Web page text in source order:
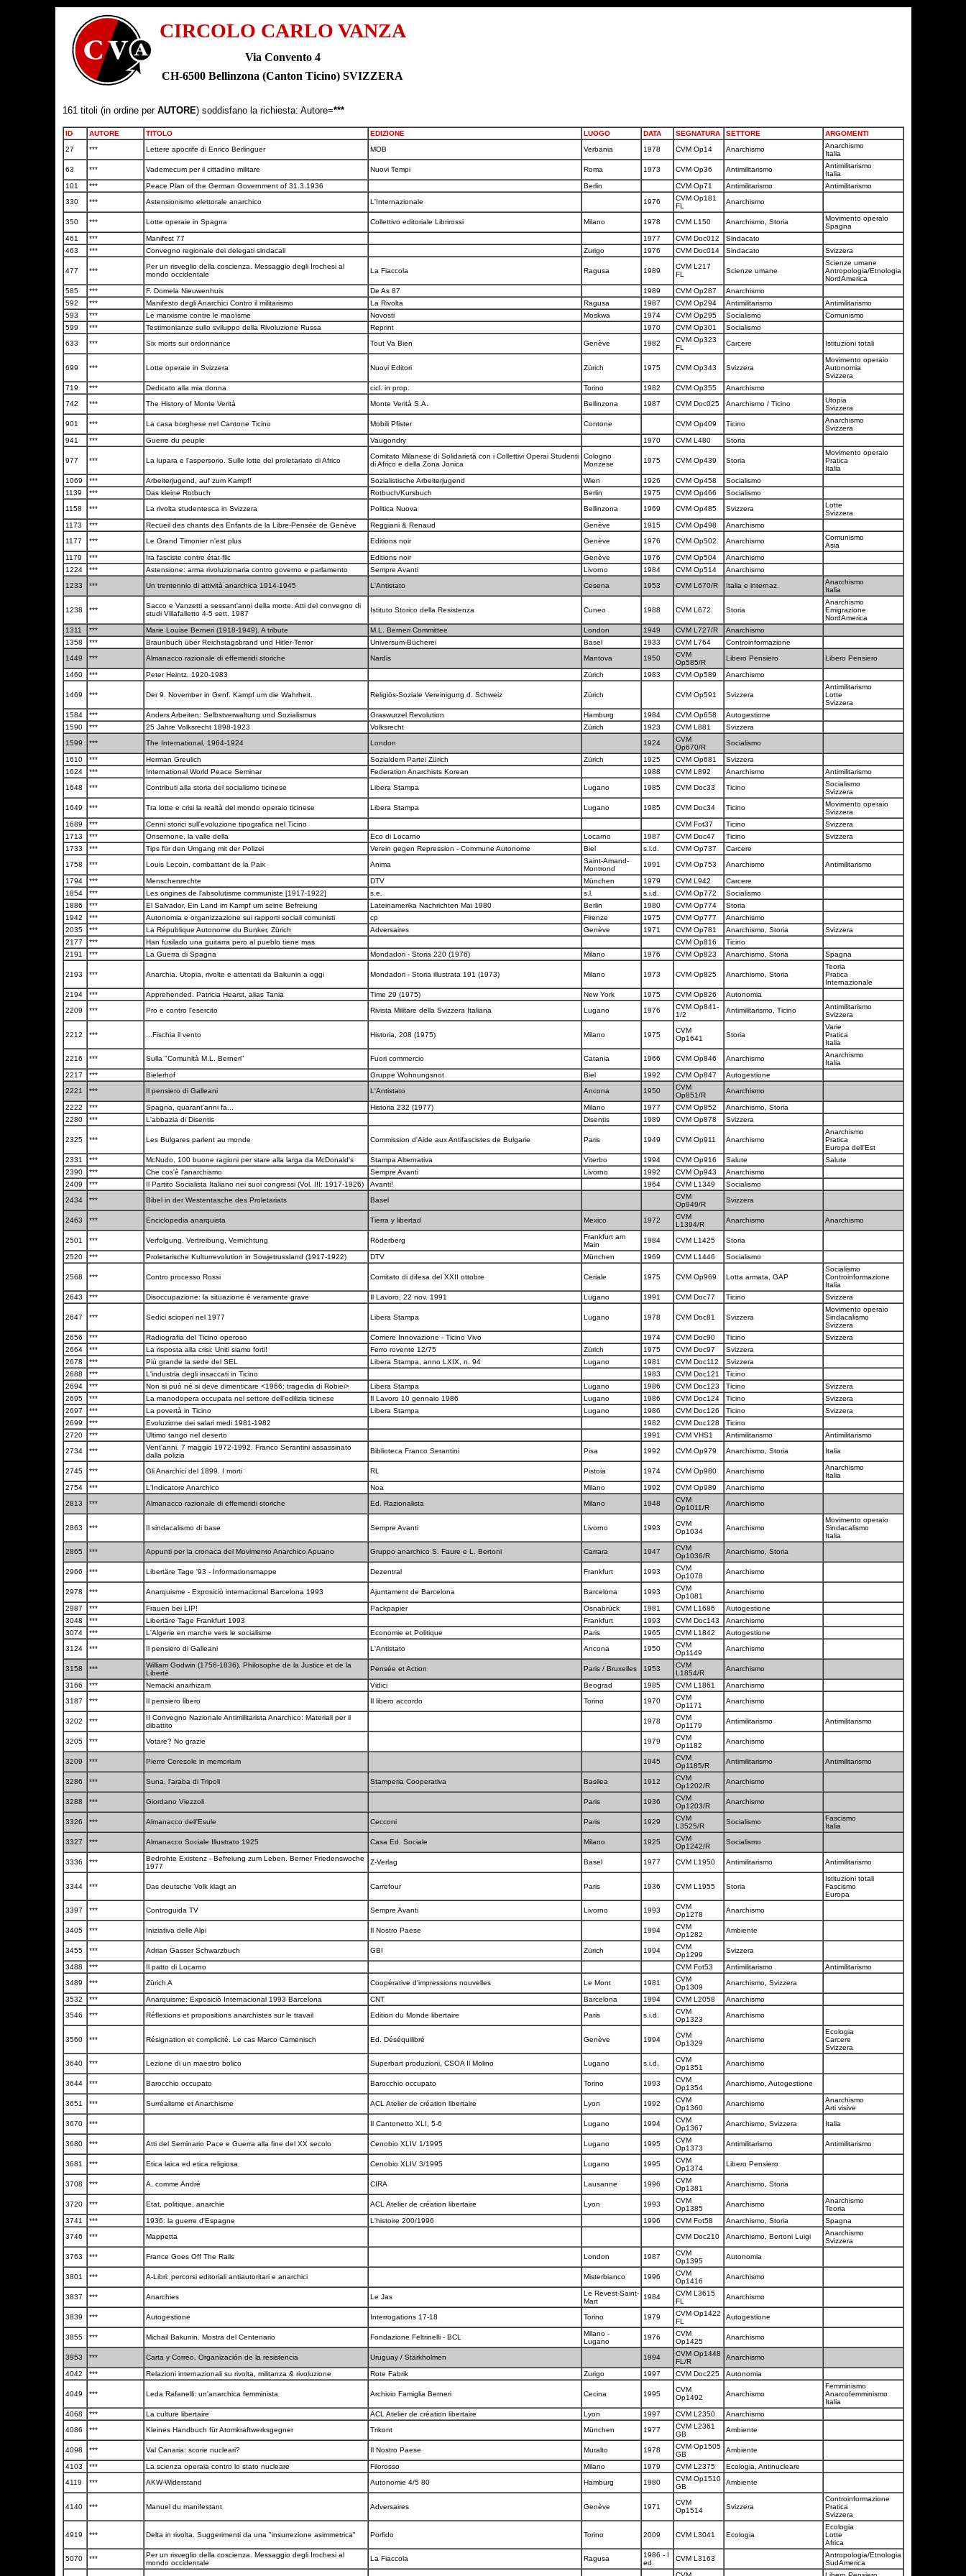
CIRCOLO CARLO VANZA
Via Convento 4
CH-6500 Bellinzona (Canton Ticino) SVIZZERA
161 titoli (in ordine per AUTORE) soddisfano la richiesta: Autore=***
ID AUTORE TITOLO EDIZIONE LUOGO DATA SEGNATURA SETTORE
ARGOMENTI
27
*** Lettere apocrife di Enrico Berlinguer MOB Verbania 1978 CVM Op14 Anarchismo
Anarchismo
Italia
63
*** Vademecum per il cittadino militare Nuovi Tempi Roma 1973 CVM Op36 Antimilitarismo
Antimilitarismo
Italia
101
*** Peace Plan of the German Government of 31.3.1936 Berlin CVM Op71 Antimilitarismo
Antimilitarismo
330
*** Astensionismo elettorale anarchico L'Internazionale 1976
CVM Op181
FL
Anarchismo
350 *** Lotte operaie in Spagna Collettivo editoriale Librirossi Milano 1978 CVM L150 Anarchismo, Storia
Movimento operaio
Spagna
461
*** Manifest 77 1977 CVM Doc012
Sindacato
463
*** Convegno regionale dei delegati sindacali Zurigo 1976 CVM Doc014 Sindacato Svizzera
477 ***
Per un risveglio della coscienza. Messaggio degli Irochesi al
mondo occidentale
La Fiaccola Ragusa 1989
CVM L217
FL
Scienze umane
Scienze umane
Antropologia/Etnologia
NordAmerica
585
*** F. Domela Nieuwenhuis De As 87 1989 CVM Op287
Anarchismo
592
*** Manifesto degli Anarchici Contro il militarismo La Rivolta Ragusa 1987 CVM Op294 Antimilitarismo
Antimilitarismo
593
*** Le marxisme contre le maoïsme Novosti Moskwa 1974 CVM Op295 Socialismo
Comunismo
599
*** Testimonianze sullo sviluppo della Rivoluzione Russa Reprint 1970 CVM Op301
Socialismo
633
*** Six morts sur ordonnance Tout Va Bien Genève 1982
CVM Op323
FL
Carcere Istituzioni totali
699 *** Lotte operaie in Svizzera Nuovi Editori Zürich 1975 CVM Op343 Svizzera
Movimento operaio
Autonomia
Svizzera
719
*** Dedicato alla mia donna cicl. in prop. Torino 1982 CVM Op355
Anarchismo
742
*** The History of Monte Verità Monte Verità S.A. Bellinzona 1987 CVM Doc025 Anarchismo / Ticino
Utopia
Svizzera
901
*** La casa borghese nel Cantone Ticino Mobili Pfister Contone CVM Op409 Ticino
Anarchismo
Svizzera
941
*** Guerre du peuple Vaugondry 1970 CVM L480 Storia
977 *** La lupara e l'aspersorio. Sulle lotte del proletariato di Africo
Comitato Milanese di Solidarietà con i Collettivi Operai Studenti
di Africo e della Zona Jonica
Cologno
Monzese
1975 CVM Op439 Storia
Movimento operaio
Pratica
Italia
1069
*** Arbeiterjugend, auf zum Kampf! Sozialistische Arbeiterjugend Wien 1926 CVM Op458
Socialismo
1139
*** Das kleine Rotbuch Rotbuch/Kursbuch Berlin 1975 CVM Op466
Socialismo
1158
*** La rivolta studentesca in Svizzera Politica Nuova Bellinzona 1969 CVM Op485 Svizzera
Lotte
Svizzera
1173
*** Recueil des chants des Enfants de la Libre-Pensée de Genève Reggiani & Renaud Genève 1915 CVM Op498
Anarchismo
1177
*** Le Grand Timonier n'est plus Editions noir Genève 1976 CVM Op502 Anarchismo
Comunismo
Asia
1179
*** Ira fasciste contre état-flic Editions noir Genève 1976 CVM Op504
Anarchismo
1224
*** Astensione: arma rivoluzionaria contro governo e parlamento Sempre Avanti Livorno 1984 CVM Op514
Anarchismo
1233
*** Un trentennio di attività anarchica 1914-1945 L'Antistato Cesena 1953 CVM L670/R Italia e internaz.
Anarchismo
Italia
1238 ***
Sacco e Vanzetti a sessant'anni della morte. Atti del convegno di
studi Villafalletto 4-5 sett. 1987
Istituto Storico della Resistenza Cuneo 1988 CVM L672 Storia
Anarchismo
Emigrazione
NordAmerica
1311
*** Marie Louise Berneri (1918-1949). A tribute M.L. Berneri Committee London 1949 CVM L727/R
Anarchismo
1358
*** Braunbuch über Reichstagsbrand und Hitler-Terror Universum-Bücherei Basel 1933 CVM L764
Controinformazione
1449
*** Almanacco razionale di effemeridi storiche Nardis Mantova 1950
CVM
Op585/R
Libero Pensiero Libero Pensiero
1460 *** Peter Heintz. 1920-1983 Zürich 1983 CVM Op589 Anarchismo
1469 *** Der 9. November in Genf. Kampf um die Wahrheit. Religiös-Soziale Vereinigung d. Schweiz Zürich CVM Op591 Svizzera
Antimilitarismo
Lotte
Svizzera
1584
*** Anders Arbeiten: Selbstverwaltung und Sozialismus Graswurzel Revolution Hamburg 1984 CVM Op658
Autogestione
1590
*** 25 Jahre Volksrecht 1898-1923 Volksrecht Zürich 1923 CVM L881
Svizzera
1599
*** The International, 1964-1924 London 1924
CVM
Op670/R
Socialismo
1610 *** Herman Greulich Sozialdem Partei Zürich Zürich 1925 CVM Op681
Svizzera
1624
*** International World Peace Seminar Federation Anarchists Korean 1988 CVM L892 Anarchismo
Antimilitarismo
1648
*** Contributi alla storia del socialismo ticinese Libera Stampa Lugano 1985 CVM Doc33 Ticino
Socialismo
Svizzera
1649
*** Tra lotte e crisi la realtà del mondo operaio ticinese Libera Stampa Lugano 1985 CVM Doc34 Ticino
Movimento operaio
Svizzera
1689
*** Cenni storici sull'evoluzione tipografica nel Ticino CVM Fot37 Ticino
Svizzera
1713
*** Onsernone, la valle della Eco di Locarno Locarno 1987 CVM Doc47 Ticino
Svizzera
1733
*** Tips für den Umgang mit der Polizei Verein gegen Repression - Commune Autonome Biel s.i.d. CVM Op737
Carcere
1758
*** Louis Lecoin, combattant de la Paix Anima
Saint-Amand-
Montrond
1991 CVM Op753 Anarchismo Antimilitarismo
1794 *** Menschenrechte DTV München 1979 CVM L942
Carcere
1854
*** Les origines de l'absolutisme communiste [1917-1922] s.e. s.l. s.i.d. CVM Op772
Socialismo
1886
*** El Salvador, Ein Land im Kampf um seine Befreiung Lateinamerika Nachrichten Mai 1980 Berlin 1980 CVM Op774
Storia
1942
*** Autonomia e organizzazione sui rapporti sociali comunisti cp Firenze 1975 CVM Op777
Anarchismo
2035
*** La République Autonome du Bunker, Zürich Adversaires Genève 1971 CVM Op781 Anarchismo, Storia
Svizzera
2177
*** Han fusilado una guitarra pero al pueblo tiene mas CVM Op816
Ticino
2191
*** La Guerra di Spagna Mondadori - Storia 220 (1976) Milano 1976 CVM Op823 Anarchismo, Storia Spagna
2193 *** Anarchia. Utopia, rivolte e attentati da Bakunin a oggi Mondadori - Storia illustrata 191 (1973) Milano 1973 CVM Op825 Anarchismo, Storia
Teoria
Pratica
Internazionale
2194
*** Apprehended. Patricia Hearst, alias Tania Time 29 (1975) New York 1975 CVM Op826
Autonomia
2209
*** Pro e contro l'esercito Rivista Militare della Svizzera Italiana Lugano 1976
CVM Op841-
1/2
Antimilitarismo, Ticino
Antimilitarismo
Svizzera
2212 *** ...Fischia il vento Historia, 208 (1975) Milano 1975
CVM
Op1641
Storia
Varie
Pratica
Italia
2216
*** Sulla "Comunità M.L. Berneri" Fuori commercio Catania 1966 CVM Op846 Anarchismo
Anarchismo
Italia
2217
*** Bielerhof Gruppe Wohnungsnot Biel 1992 CVM Op847
Autogestione
2221
*** Il pensiero di Galleani L'Antistato Ancona 1950
CVM
Op851/R
Anarchismo
2222 *** Spagna, quarant'anni fa... Historia 232 (1977) Milano 1977 CVM Op852
Anarchismo, Storia
2280
*** L'abbazia di Disentis Disentis 1989 CVM Op878 Svizzera
2325 *** Les Bulgares parlent au monde Commission d'Aide aux Antifascistes de Bulgarie Paris 1949 CVM Op911 Anarchismo
Anarchismo
Pratica
Europa dell'Est
2331
*** McNudo. 100 buone ragioni per stare alla larga da McDonald's Stampa Alternativa Viterbo 1994 CVM Op916 Salute
Salute
2390
*** Che cos'è l'anarchismo Sempre Avanti Livorno 1992 CVM Op943
Anarchismo
2409
*** Il Partito Socialista Italiano nei suoi congressi (Vol. III: 1917-1926) Avanti! 1964 CVM L1349
Socialismo
2434
*** Bibel in der Westentasche des Proletariats Basel
CVM
Op949/R
Svizzera
2463 *** Enciclopedia anarquista Tierra y libertad Mexico 1972
CVM
L1394/R
Anarchismo Anarchismo
2501 *** Verfolgung, Vertreibung, Vernichtung Röderberg
Frankfurt am
Main
1984 CVM L1425 Storia
2520 *** Proletarische Kulturrevolution in Sowjetrussland (1917-1922) DTV München 1969 CVM L1446 Socialismo
2568 *** Contro processo Rossi Comitato di difesa del XXII ottobre Ceriale 1975 CVM Op969 Lotta armata, GAP
Socialismo
Controinformazione
Italia
2643
*** Disoccupazione: la situazione è veramente grave Il Lavoro, 22 nov. 1991 Lugano 1991 CVM Doc77 Ticino Svizzera
2647 *** Sedici scioperi nel 1977 Libera Stampa Lugano 1978 CVM Doc81 Svizzera
Movimento operaio
Sindacalismo
Svizzera
2656
*** Radiografia del Ticino operoso Corriere Innovazione - Ticino Vivo 1974 CVM Doc90 Ticino
Svizzera
2664
*** La risposta alla crisi: Uniti siamo forti! Ferro rovente 12/75 Zürich 1975 CVM Doc97
Svizzera
2678
*** Più grande la sede del SEL Libera Stampa, anno LXIX, n. 94 Lugano 1981 CVM Doc112
Svizzera
2688
*** L'industria degli insaccati in Ticino 1983 CVM Doc121
Ticino
2694
*** Non si può né si deve dimenticare <1966: tragedia di Robiei> Libera Stampa Lugano 1986 CVM Doc123 Ticino
Svizzera
2695
*** La manodopera occupata nel settore dell'edilizia ticinese Il Lavoro 10 gennaio 1986 Lugano 1986 CVM Doc124 Ticino
Svizzera
2697
*** La povertà in Ticino Libera Stampa Lugano 1986 CVM Doc126 Ticino
Svizzera
2699
*** Evoluzione dei salari medi 1981-1982 1982 CVM Doc128
Ticino
2720
*** Ultimo tango nel deserto 1991 CVM VHS1 Antimilitarismo
Antimilitarismo
2734
***
Vent'anni. 7 maggio 1972-1992. Franco Serantini assassinato
dalla polizia
Biblioteca Franco Serantini Pisa 1992 CVM Op979 Anarchismo, Storia Italia
2745 *** Gli Anarchici del 1899. I morti RL Pistoia 1974 CVM Op980 Anarchismo
Anarchismo
Italia
2754
*** L'Indicatore Anarchico Noa Milano 1992 CVM Op989
Anarchismo
2813
*** Almanacco razionale di effemeridi storiche Ed. Razionalista Milano 1948
CVM
Op1011/R
Anarchismo
2863 *** Il sindacalismo di base Sempre Avanti Livorno 1993
CVM
Op1034
Anarchismo
Movimento operaio
Sindacalismo
Italia
2865
*** Appunti per la cronaca del Movimento Anarchico Apuano Gruppo anarchico S. Faure e L. Bertoni Carrara 1947
CVM
Op1036/R
Anarchismo, Storia
2966 *** Libertäre Tage '93 - Informationsmappe Dezentral Frankfurt 1993
CVM
Op1078
Anarchismo
2978 *** Anarquisme - Exposiciò internacional Barcelona 1993 Ajuntament de Barcelona Barcelona 1993
CVM
Op1081
Anarchismo
2987 *** Frauen bei LIP! Packpapier Osnabrück 1981 CVM L1686
Autogestione
3048
*** Libertäre Tage Frankfurt 1993 Frankfurt 1993 CVM Doc143
Anarchismo
3074
*** L'Algerie en marche vers le socialisme Economie et Politique Paris 1965 CVM L1842
Autogestione
3124
*** Il pensiero di Galleani L'Antistato Ancona 1950
CVM
Op1149
Anarchismo
3158 ***
William Godwin (1756-1836). Philosophe de la Justice et de la
Liberté
Pensée et Action Paris / Bruxelles 1953
CVM
L1854/R
Anarchismo
3166 *** Nemacki anarhizam Vidici Beograd 1985 CVM L1861
Anarchismo
3187
*** Il pensiero libero Il libero accordo Torino 1970
CVM
Op1171
Anarchismo
3202 ***
II Convegno Nazionale Antimilitarista Anarchico: Materiali per il
dibattito
1978
CVM
Op1179
Antimilitarismo Antimilitarismo
3205 *** Votare? No grazie 1979
CVM
Op1182
Anarchismo
3209 *** Pierre Ceresole in memoriam 1945
CVM
Op1185/R
Antimilitarismo Antimilitarismo
3286 *** Suna, l'araba di Tripoli Stamperia Cooperativa Basilea 1912
CVM
Op1202/R
Anarchismo
3288 *** Giordano Viezzoli Paris 1936
CVM
Op1203/R
Anarchismo
3326 *** Almanacco dell'Esule Cecconi Paris 1929
CVM
L3525/R
Socialismo
Fascismo
Italia
3327
*** Almanacco Sociale Illustrato 1925 Casa Ed. Sociale Milano 1925
CVM
Op1242/R
Socialismo
3336 ***
Bedrohte Existenz - Befreiung zum Leben. Berner Friedenswoche
1977
Z-Verlag Basel 1977 CVM L1950 Antimilitarismo Antimilitarismo
3344 *** Das deutsche Volk klagt an Carrefour Paris 1936 CVM L1955 Storia
Istituzioni totali
Fascismo
Europa
3397
*** Controguida TV Sempre Avanti Livorno 1993
CVM
Op1278
Anarchismo
3405 *** Iniziativa delle Alpi Il Nostro Paese 1994
CVM
Op1282
Ambiente
3455 *** Adrian Gasser Schwarzbuch GBI Zürich 1994
CVM
Op1299
Svizzera
3488 *** Il patto di Locarno CVM Fot53 Antimilitarismo
Antimilitarismo
3489
*** Zürich A Coopérative d'impressions nouvelles Le Mont 1981
CVM
Op1309
Anarchismo, Svizzera
3532 *** Anarquisme: Exposiciò Internacional 1993 Barcelona CNT Barcelona 1994 CVM L2058
Anarchismo
3546
*** Réflexions et propositions anarchistes sur le travail Edition du Monde libertaire Paris s.i.d.
CVM
Op1323
Anarchismo
3560 *** Résignation et complicité. Le cas Marco Camenisch Ed. Déséquilibré Genève 1994
CVM
Op1329
Anarchismo
Ecologia
Carcere
Svizzera
3640
*** Lezione di un maestro bolico Superbart produzioni, CSOA Il Molino Lugano s.i.d.
CVM
Op1351
Anarchismo
3644 *** Barocchio occupato Barocchio occupato Torino 1993
CVM
Op1354
Anarchismo, Autogestione
3651 *** Surréalisme et Anarchisme ACL Atelier de création libertaire Lyon 1992
CVM
Op1360
Anarchismo
Anarchismo
Arti visive
3670
*** Il Cantonetto XLI, 5-6 Lugano 1994
CVM
Op1367
Anarchismo, Svizzera Italia
3680 *** Atti del Seminario Pace e Guerra alla fine del XX secolo Cenobio XLIV 1/1995 Lugano 1995
CVM
Op1373
Antimilitarismo Antimilitarismo
3681 *** Etica laica ed etica religiosa Cenobio XLIV 3/1995 Lugano 1995
CVM
Op1374
Libero Pensiero
3708 *** A, comme André CIRA Lausanne 1996
CVM
Op1381
Anarchismo, Storia
3720 *** Etat, politique, anarchie ACL Atelier de création libertaire Lyon 1993
CVM
Op1385
Anarchismo
Anarchismo
Teoria
3741
*** 1936: la guerre d'Espagne L'histoire 200/1996 1996 CVM Fot58 Anarchismo, Storia
Spagna
3746
*** Mappetta CVM Doc210 Anarchismo, Bertoni Luigi
Anarchismo
Svizzera
3763
*** France Goes Off The Rails London 1987
CVM
Op1395
Autonomia
3801 *** A-Libri: percorsi editoriali antiautoritari e anarchici Misterbianco 1996
CVM
Op1416
Anarchismo
3837 *** Anarchies Le Jas
Le Revest-Saint-
Mart
1984
CVM L3615
FL
Anarchismo
3839 *** Autogestione Interrogations 17-18 Torino 1979
CVM Op1422
FL
Autogestione
3855 *** Michail Bakunin. Mostra del Centenario Fondazione Feltrinelli - BCL
Milano -
Lugano
1976
CVM
Op1425
Anarchismo
3953 *** Carta y Correo. Organización de la resistencia Uruguay / Stärkholmen 1994
CVM Op1448
FL/R
Anarchismo
4042 *** Relazioni internazionali su rivolta, militanza & rivoluzione Rote Fabrik Zurigo 1997 CVM Doc225 Autonomia
4049 *** Leda Rafanelli: un'anarchica femminista Archivio Famiglia Berneri Cecina 1995
CVM
Op1492
Anarchismo
Femminismo
Anarcofemminismo
Italia
4068
*** La culture libertaire ACL Atelier de création libertaire Lyon 1997 CVM L2350
Anarchismo
4086
*** Kleines Handbuch für Atomkraftwerksgegner Trikont München 1977
CVM L2361
GB
Ambiente
4098 *** Val Canaria: scorie nucleari? Il Nostro Paese Muralto 1978
CVM Op1505
GB
Ambiente
4103 *** La scienza operaia contro lo stato nucleare Filorosso Milano 1979 CVM L2375
Ecologia, Antinucleare
4119
*** AKW-Widerstand Autonomie 4/5 80 Hamburg 1980
CVM Op1510
GB
Ambiente
4140 *** Manuel du manifestant Adversaires Genève 1971
CVM
Op1514
Svizzera
Controinformazione
Pratica
Svizzera
4919 *** Delta in rivolta. Suggerimenti da una "insurrezione asimmetrica" Porfido Torino 2009 CVM L3041 Ecologia
Ecologia
Lotte
Africa
5070
***
Per un risveglio della coscienza. Messaggio degli Irochesi al
mondo occidentale
La Fiaccola Ragusa
1986 - I
ed.
CVM L3163
Antropologia/Etnologia
SudAmerica